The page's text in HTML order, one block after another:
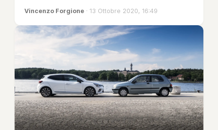
Vincenzo Forgione · 13 Ottobre 2020, 16:49